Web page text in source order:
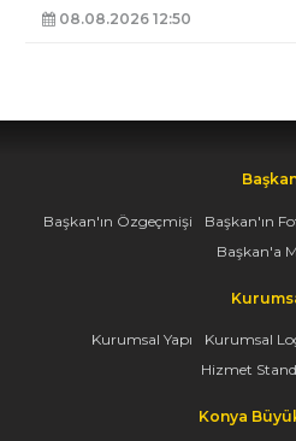
08.08.2026 12:50
Başkan'ın Özgeçmişi Başkan'ın
Başkan'a
Kurumsal Yapı Kurumsal
Hizmet
Konya